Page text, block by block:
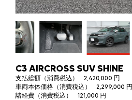
C3 AIRCROSS SUV SHINE
支払総額（消費税込）
2,420,000 円
車両本体価格（消費税込）
2,299,000 円
諸経費（消費税込）
121,000 円